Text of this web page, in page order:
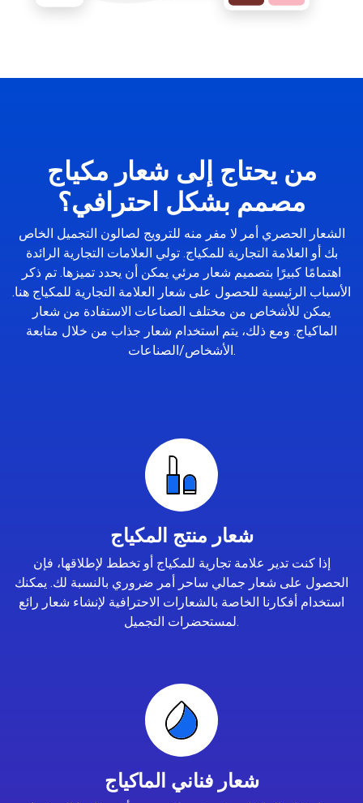
من يحتاج إلى شعار مكياج
مصمم بشكل احترافي؟
الشعار الحصري أمر لا مفر منه للترويج لصالون التجميل الخاص
بك أو العلامة التجارية للمكياج. تولي العلامات التجارية الرائدة
اهتمامًا كبيرًا بتصميم شعار مرئي يمكن أن يحدد تميزها. تم ذكر
الأسباب الرئيسية للحصول على شعار العلامة التجارية للمكياج هنا.
يمكن للأشخاص من مختلف الصناعات الاستفادة من شعار
الماكياج. ومع ذلك، يتم استخدام شعار جذاب من خلال متابعة
الأشخاص/الصناعات.
شعار منتج المكياج
إذا كنت تدير علامة تجارية للمكياج أو تخطط لإطلاقها، فإن
الحصول على شعار جمالي ساحر أمر ضروري بالنسبة لك. يمكنك
استخدام أفكارنا الخاصة بالشعارات الاحترافية لإنشاء شعار رائع
لمستحضرات التجميل.
شعار فناني الماكياج